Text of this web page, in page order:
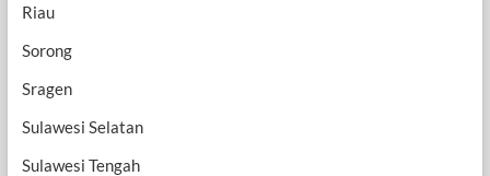
Riau
Sorong
Sragen
Sulawesi Selatan
Sulawesi Tengah